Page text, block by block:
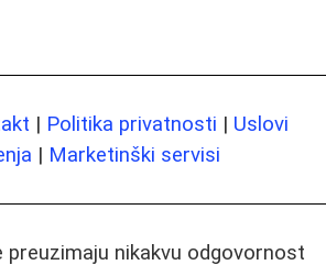
| Politika privatnosti | Uslovi
| Marketinški servisi
preuzimaju nikakvu odgovornost